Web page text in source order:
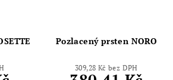
Pozlacený prsten NORO
309,28 Kč bez DPH